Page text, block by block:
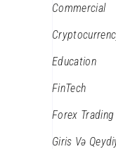
Commercial
Education
FinTech
Forex Trading
Giris Və